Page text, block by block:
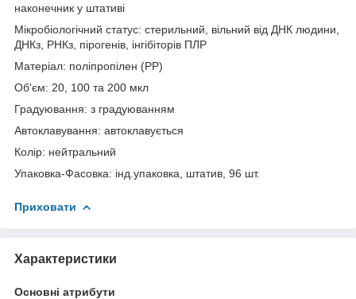
наконечник у штативі
Мікробіологічний статус: стерильний, вільний від ДНК людини,
ДНКз, РНКз, пірогенів, інгібіторів ПЛР
Матеріал: поліпропілен (PP)
Об'єм: 20, 100 та 200 мкл
Градуювання: з градуюванням
Автоклавування: автоклавується
Колір: нейтральний
Упаковка-Фасовка: інд.упаковка, штатив, 96 шт.
Приховати
Характеристики
Основні атрибути